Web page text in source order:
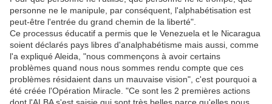
personne ne le manipule, par conséquent, l'alphabétisation est
peut-être l'entrée du grand chemin de la liberté".
Ce processus éducatif a permis que le Venezuela et le Nicaragua
soient déclarés pays libres d'analphabétisme mais aussi, comme
l'a expliqué Aleida, "nous commençons à avoir certains
problèmes quand nous nous sommes rendu compte que ces
problèmes résidaient dans un mauvaise vision", c'est pourquoi a
été créée l'Opération Miracle. "Ce sont les 2 premières actions